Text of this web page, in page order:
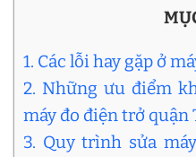
1. Các lỗi hay gặp ở
2. Những ưu điểm
máy đo điện trở quận
3. Quy trình sửa